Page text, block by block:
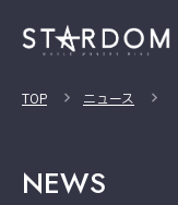
TOP ニュース
NEWS